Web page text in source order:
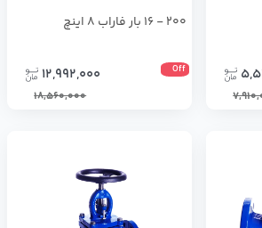
200 - 16 بار فاراب 8 اینچ
Off
12,992,000
18,560,000